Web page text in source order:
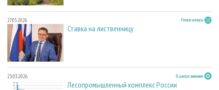
27.05.2026 Регион номера
Ставка на лиственницу
23.03.2026 В центре внимания
Лесопромышленный комплекс России